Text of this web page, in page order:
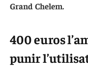
Grand Chelem.
400 euros
punir